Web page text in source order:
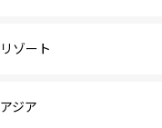
リゾート
アジア